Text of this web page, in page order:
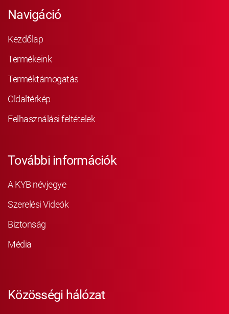
Navigáció
Kezdőlap
Termékeink
Terméktámogatás
Oldaltérkép
Felhasználási feltételek
További információk
A KYB névjegye
Szerelési Videók
Biztonság
Média
Közösségi hálózat